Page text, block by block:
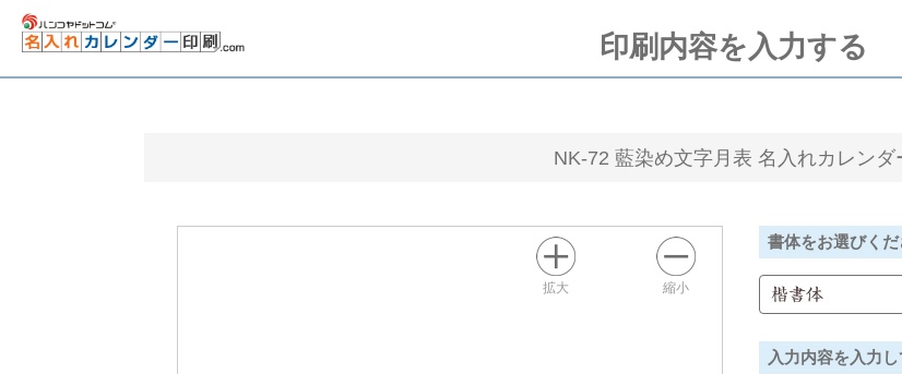
印刷内容を入力する
NK-72 藍染め文字月表 名入れカレンダ
拡大 縮小
書体をお選びく
楷書体
入力内容を入力